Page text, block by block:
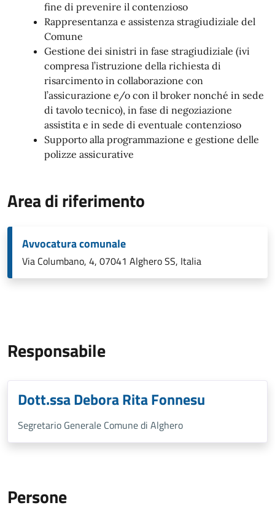
fine di prevenire il contenzioso
Rappresentanza e assistenza stragiudiziale del
Comune
Gestione dei sinistri in fase stragiudiziale (ivi
compresa l’istruzione della richiesta di
risarcimento in collaborazione con
l’assicurazione e/o con il broker nonché in sede
di tavolo tecnico), in fase di negoziazione
assistita e in sede di eventuale contenzioso
Supporto alla programmazione e gestione delle
polizze assicurative
Area di riferimento
Avvocatura comunale
Via Columbano, 4, 07041 Alghero SS, Italia
Responsabile
Dott.ssa Debora Rita Fonnesu
Segretario Generale Comune di Alghero
Persone